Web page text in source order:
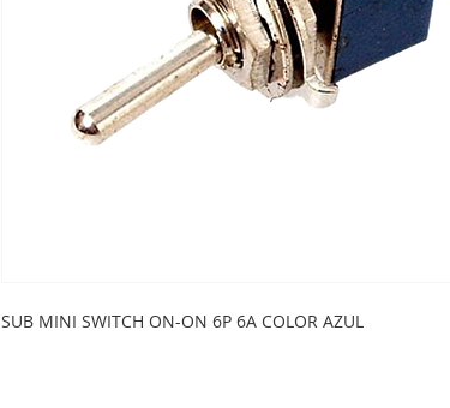
SUB MINI SWITCH ON-ON 6P 6A COLOR AZUL